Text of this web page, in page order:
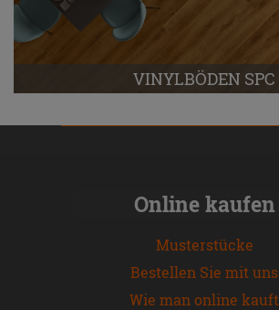
VINYLBÖDEN SPC
Online kaufen
Musterstücke
Bestellen Sie mit uns
Wie man online kauft